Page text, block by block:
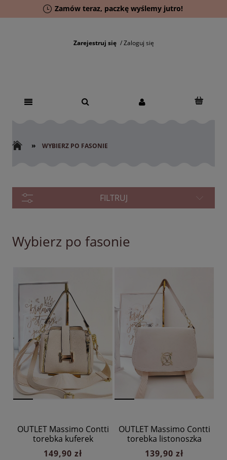
Zamów teraz, paczkę wyślemy jutro!
Zarejestruj się Zaloguj się
» WYBIERZ PO FASONIE
FILTRUJ
Wybierz po fasonie
OUTLET Massimo Contti
torebka kuferek
jasnobeżowa zip
149,90 zł
OUTLET Massimo Contti
torebka listonoszka
beżowa ekozamsz
139,90 zł